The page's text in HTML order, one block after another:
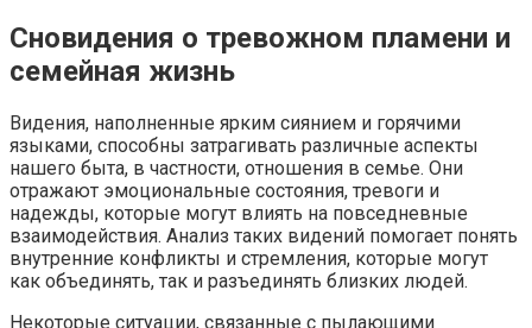
Сновидения о тревожном пламени и
семейная жизнь
Видения, наполненные ярким сиянием и горячими
языками, способны затрагивать различные аспекты
нашего быта, в частности, отношения в семье. Они
отражают эмоциональные состояния, тревоги и
надежды, которые могут влиять на повседневные
взаимодействия. Анализ таких видений помогает понять
внутренние конфликты и стремления, которые могут
как объединять, так и разъединять близких людей.
Некоторые ситуации, связанные с пылающими